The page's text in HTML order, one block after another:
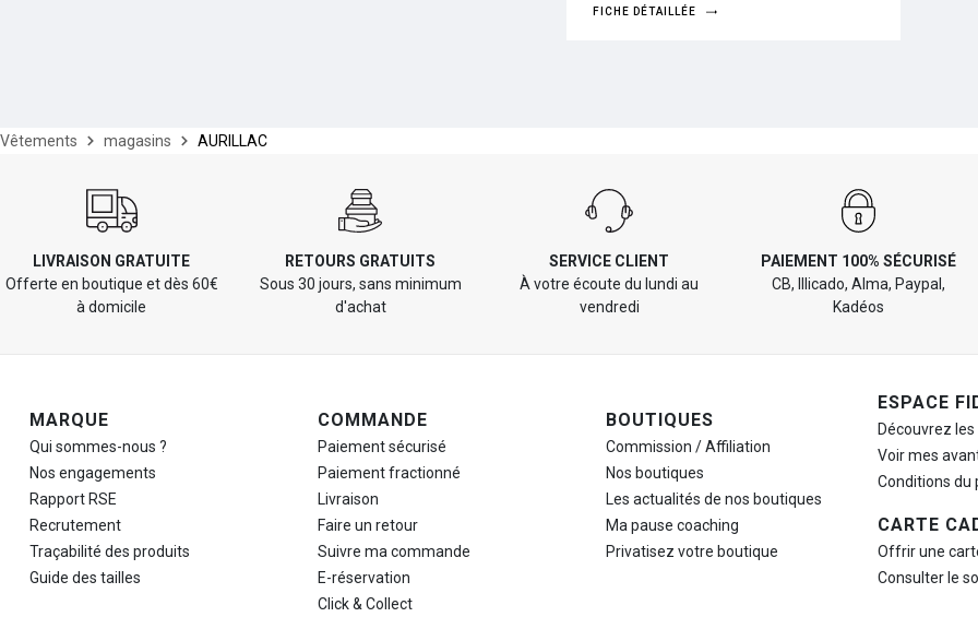
FICHE DÉTAILLÉE
Vêtements magasins AURILLAC
LIVRAISON GRATUITE
Offerte en boutique et dès 60€
à domicile
RETOURS GRATUITS
Sous 30 jours, sans minimum
d'achat
SERVICE CLIENT
À votre écoute du lundi au
vendredi
PAIEMENT 100% SÉCURISÉ
CB, Illicado, Alma, Paypal,
Kadéos
Navigation de pied de page
MARQUE
Qui sommes-nous ?
Nos engagements
Rapport RSE
Recrutement
Traçabilité des produits
Guide des tailles
COMMANDE
Paiement sécurisé
Paiement fractionné
Livraison
Faire un retour
Suivre ma commande
E-réservation
Click & Collect
BOUTIQUES
Commission / Affiliation
Nos boutiques
Les actualités de nos boutiques
Ma pause coaching
Privatisez votre boutique
ESPACE
Découvrez
Voir mes
Conditions du
CARTE
Offrir une
Consulter le